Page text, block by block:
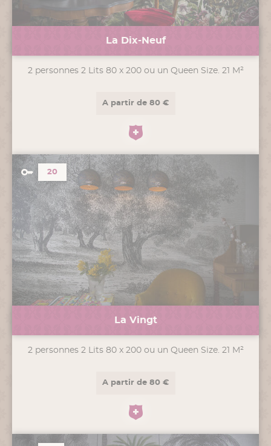
La Dix-Neuf
2 personnes 2 Lits 80 x 200 ou un Queen Size. 21 M²
A partir de 80 €
20
La Vingt
2 personnes 2 Lits 80 x 200 ou un Queen Size. 21 M²
A partir de 80 €